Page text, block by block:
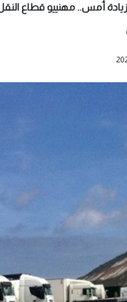
أمس.. مهنييو قطاع